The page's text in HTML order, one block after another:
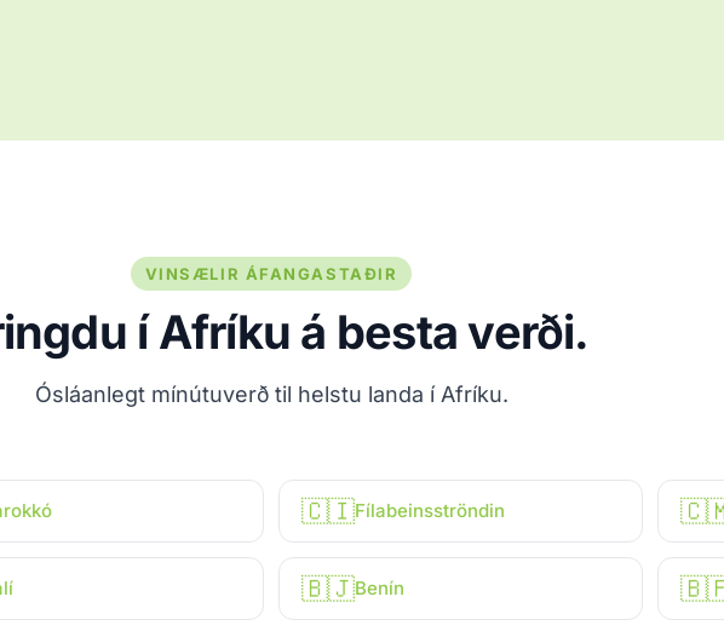
VINSÆLIR ÁFANGASTAÐIR
í Afríku á besta verði.
Ósláanlegt mínútuverð til helstu landa í Afríku.
🇨🇮Fílabeinsströndin
🇧🇯Benín